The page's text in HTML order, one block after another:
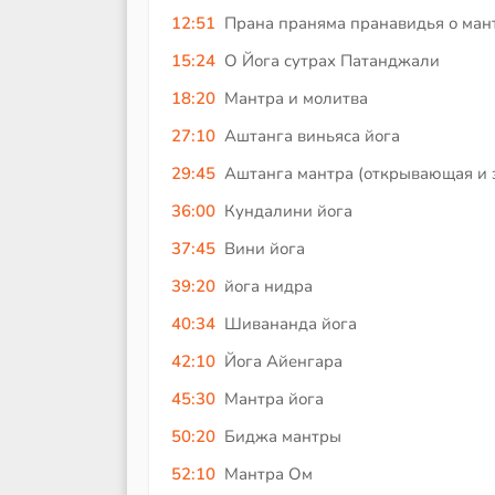
12:51 Прана праняма пранавидья о
15:24 О Йога сутрах Патанджали
18:20 Мантра и молитва
27:10 Аштанга виньяса йога
29:45 Аштанга мантра (открывающая и
36:00 Кундалини йога
37:45 Вини йога
39:20 йога нидра
40:34 Шивананда йога
42:10 Йога Айенгара
45:30 Мантра йога
50:20 Биджа мантры
52:10 Мантра Ом